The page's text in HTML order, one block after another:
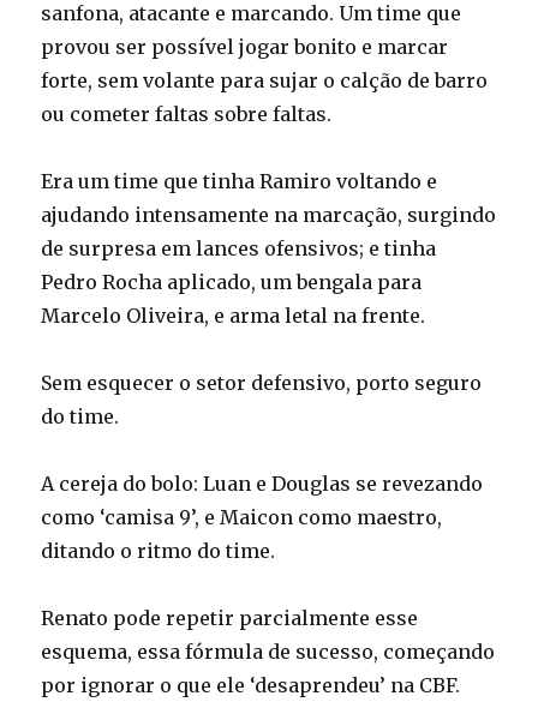
sanfona, atacante e marcando. Um time que
provou ser possível jogar bonito e marcar
forte, sem volante para sujar o calção de barro
ou cometer faltas sobre faltas.
Era um time que tinha Ramiro voltando e
ajudando intensamente na marcação, surgindo
de surpresa em lances ofensivos; e tinha
Pedro Rocha aplicado, um bengala para
Marcelo Oliveira, e arma letal na frente.
Sem esquecer o setor defensivo, porto seguro
do time.
A cereja do bolo: Luan e Douglas se revezando
como ‘camisa 9’, e Maicon como maestro,
ditando o ritmo do time.
Renato pode repetir parcialmente esse
esquema, essa fórmula de sucesso, começando
por ignorar o que ele ‘desaprendeu’ na CBF.